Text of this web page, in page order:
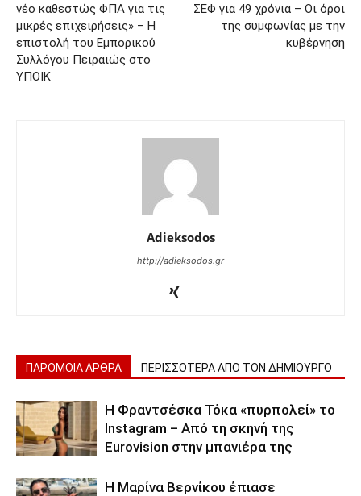
νέο καθεστώς ΦΠΑ για τις
μικρές επιχειρήσεις» – Η
επιστολή του Εμπορικού
Συλλόγου Πειραιώς στο
ΥΠΟΙΚ
ΣΕΦ για 49 χρόνια – Οι όροι
της συμφωνίας με την
κυβέρνηση
Adieksodos
http://adieksodos.gr
ΠΑΡΟΜΟΙΑ ΑΡΘΡΑ ΠΕΡΙΣΣΟΤΕΡΑ ΑΠΟ ΤΟΝ ΔΗΜΙΟΥΡΓΟ
Η Φραντσέσκα Τόκα «πυρπολεί» το
Instagram – Από τη σκηνή της
Eurovision στην μπανιέρα της
Η Μαρίνα Βερνίκου έπιασε